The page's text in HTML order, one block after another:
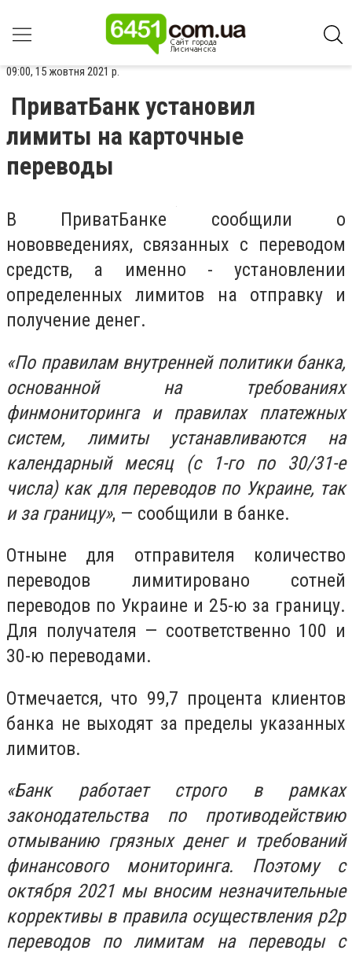
09:00, 15 жовтня 2021 р.
ПриватБанк установил
лимиты на карточные
переводы
В ПриватБанке сообщили о
нововведениях, связанных с переводом
средств, а именно - установлении
определенных лимитов на отправку и
получение денег.
«По правилам внутренней политики банка,
основанной на требованиях
финмониторинга и правилах платежных
систем, лимиты устанавливаются на
календарный месяц (с 1-го по 30/31-е
числа) как для переводов по Украине, так
и за границу», — сообщили в банке.
Отныне для отправителя количество
переводов лимитировано сотней
переводов по Украине и 25-ю за границу.
Для получателя — соответственно 100 и
30-ю переводами.
Отмечается, что 99,7 процента клиентов
банка не выходят за пределы указанных
лимитов.
«Банк работает строго в рамках
законодательства по противодействию
отмыванию грязных денег и требований
финансового мониторинга. Поэтому с
октября 2021 мы вносим незначительные
коррективы в правила осуществления р2р
переводов по лимитам на переводы с